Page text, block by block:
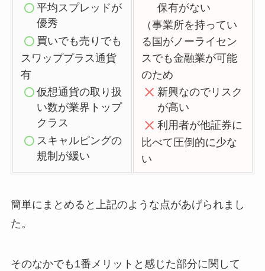
平均スプレッドが
優秀
買いでも売りでも
スワッププラス通貨
有
仮想通貨の取り扱
い数が業界トップ
クラス
スキャルピングの
規制が緩い
保有がない
（事業所を持ってい
る国がノーライセン
スでも金融業が可能
のため
新興なのでリスク
が高い
利用者が他証券に
比べて圧倒的に少な
い
簡単にまとめると上記のような点があげられまし
た。
そのなかでも1番メリットと感じた部分に関して